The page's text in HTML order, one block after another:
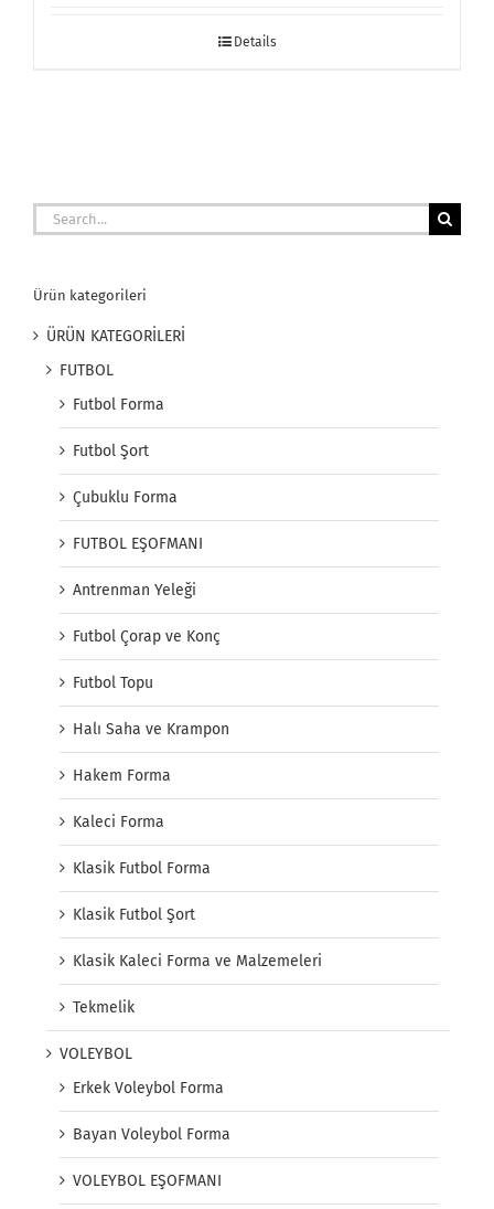
Details
Search
for:
Ürün kategorileri
ÜRÜN KATEGORİLERİ
FUTBOL
Futbol Forma
Futbol Şort
Çubuklu Forma
FUTBOL EŞOFMANI
Antrenman Yeleği
Futbol Çorap ve Konç
Futbol Topu
Halı Saha ve Krampon
Hakem Forma
Kaleci Forma
Klasik Futbol Forma
Klasik Futbol Şort
Klasik Kaleci Forma ve Malzemeleri
Tekmelik
VOLEYBOL
Erkek Voleybol Forma
Bayan Voleybol Forma
VOLEYBOL EŞOFMANI